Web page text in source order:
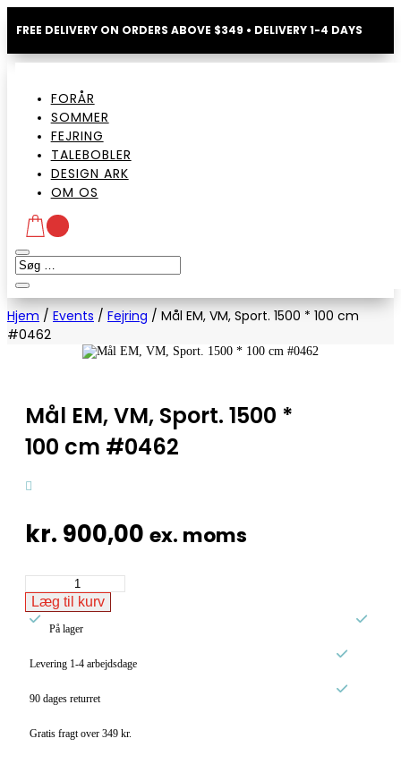
FREE DELIVERY ON ORDERS ABOVE $349 • DELIVERY 1-4 DAYS
FORÅR
SOMMER
FEJRING
TALEBOBLER
DESIGN ARK
OM OS
Hjem / Events / Fejring / Mål EM, VM, Sport. 1500 * 100 cm
#0462
Mål EM, VM, Sport. 1500 *
100 cm #0462
kr. 900,00 ex. moms
EM,
VM,
Sport.
100
#0462
Læg til kurv

På lager

Levering 1-4 arbejdsdage

90 dages returret

Gratis fragt over 349 kr.